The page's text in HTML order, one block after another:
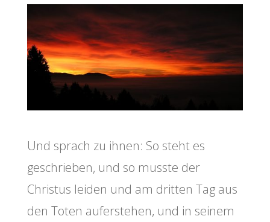
Und sprach zu ihnen: So steht es
geschrieben, und so musste der
Christus leiden und am dritten Tag aus
den Toten auferstehen, und in seinem